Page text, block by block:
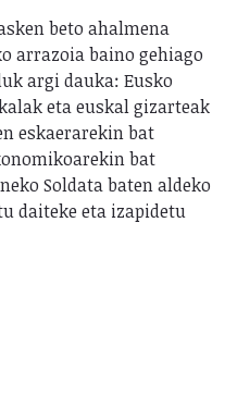
beto ahalmena
arrazoia baino gehiago
argi dauka: Eusko
eta euskal gizarteak
eskaerarekin bat
bat
Soldata baten aldeko
daiteke eta izapidetu